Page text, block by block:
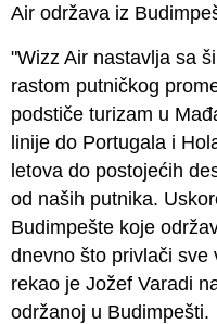
Air održava iz
"Wizz Air nastavlja sa
rastom putničkog
podstiče turizam u
linije do Portugala i
letova do postojećih
od naših putnika.
Budimpešte koje
dnevno što privlači sve
rekao je Jožef Varadi
održanoj u Budimpešti.